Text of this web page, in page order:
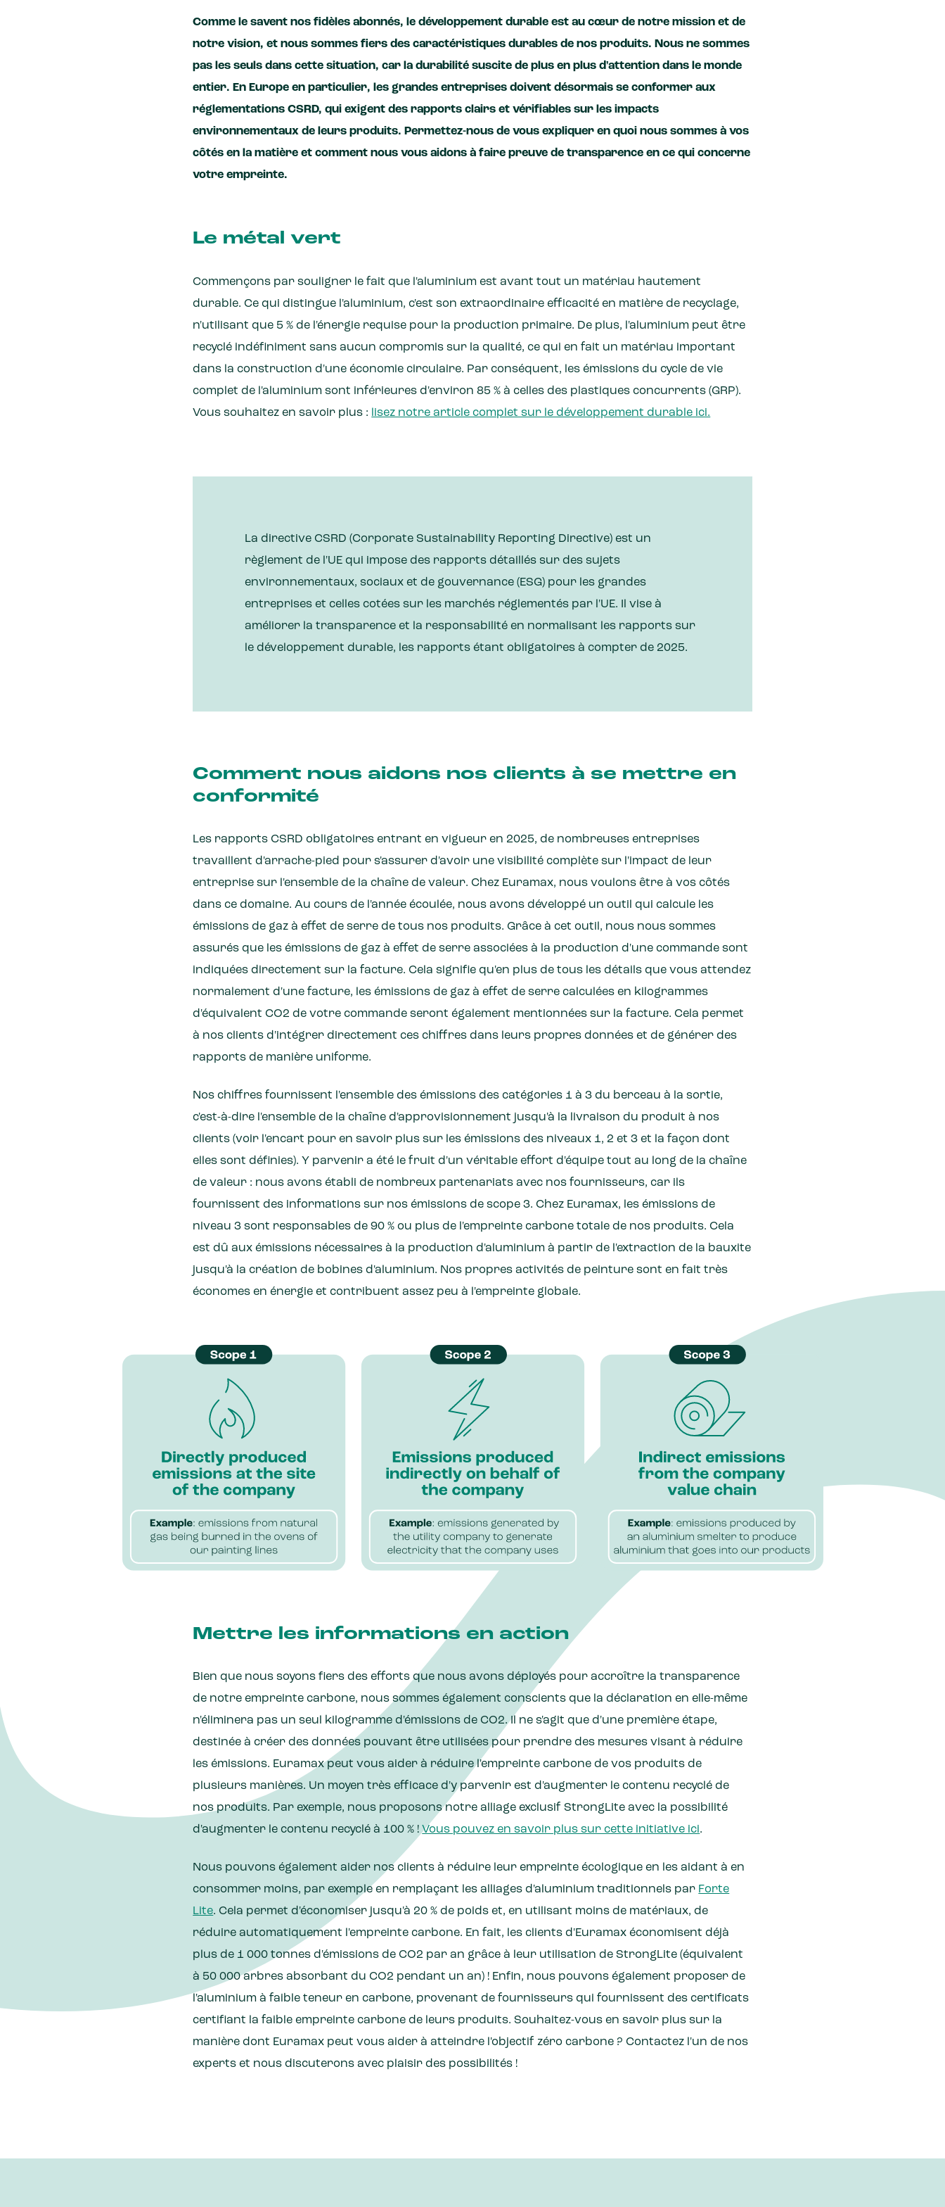
Comme le savent nos fidèles abonnés, le développement durable est au cœur de notre mission et de
notre vision, et nous sommes fiers des caractéristiques durables de nos produits. Nous ne sommes
pas les seuls dans cette situation, car la durabilité suscite de plus en plus d'attention dans le monde
entier. En Europe en particulier, les grandes entreprises doivent désormais se conformer aux
réglementations CSRD, qui exigent des rapports clairs et vérifiables sur les impacts
environnementaux de leurs produits. Permettez-nous de vous expliquer en quoi nous sommes à vos
côtés en la matière et comment nous vous aidons à faire preuve de transparence en ce qui concerne
votre empreinte.
Le métal vert
Commençons par souligner le fait que l'aluminium est avant tout un matériau hautement
durable. Ce qui distingue l'aluminium, c'est son extraordinaire efficacité en matière de recyclage,
n'utilisant que 5 % de l'énergie requise pour la production primaire. De plus, l'aluminium peut être
recyclé indéfiniment sans aucun compromis sur la qualité, ce qui en fait un matériau important
dans la construction d'une économie circulaire. Par conséquent, les émissions du cycle de vie
complet de l'aluminium sont inférieures d'environ 85 % à celles des plastiques concurrents (GRP).
Vous souhaitez en savoir plus :
lisez notre article complet sur le développement durable ici.
La directive CSRD (Corporate Sustainability Reporting Directive) est un
règlement de l'UE qui impose des rapports détaillés sur des sujets
environnementaux, sociaux et de gouvernance (ESG) pour les grandes
entreprises et celles cotées sur les marchés réglementés par l'UE. Il vise à
améliorer la transparence et la responsabilité en normalisant les rapports sur
le développement durable, les rapports étant obligatoires à compter de 2025.
Comment nous aidons nos clients à se mettre en
conformité
Les rapports CSRD obligatoires entrant en vigueur en 2025, de nombreuses entreprises
travaillent d'arrache-pied pour s'assurer d'avoir une visibilité complète sur l'impact de leur
entreprise sur l'ensemble de la chaîne de valeur. Chez Euramax, nous voulons être à vos côtés
dans ce domaine. Au cours de l'année écoulée, nous avons développé un outil qui calcule les
émissions de gaz à effet de serre de tous nos produits. Grâce à cet outil, nous nous sommes
assurés que les émissions de gaz à effet de serre associées à la production d'une commande sont
indiquées directement sur la facture. Cela signifie qu'en plus de tous les détails que vous attendez
normalement d'une facture, les émissions de gaz à effet de serre calculées en kilogrammes
d'équivalent CO2 de votre commande seront également mentionnées sur la facture. Cela permet
à nos clients d'intégrer directement ces chiffres dans leurs propres données et de générer des
rapports de manière uniforme.
Nos chiffres fournissent l'ensemble des émissions des catégories 1 à 3 du berceau à la sortie,
c'est-à-dire l'ensemble de la chaîne d'approvisionnement jusqu'à la livraison du produit à nos
clients (voir l'encart pour en savoir plus sur les émissions des niveaux 1, 2 et 3 et la façon dont
elles sont définies). Y parvenir a été le fruit d'un véritable effort d'équipe tout au long de la chaîne
de valeur : nous avons établi de nombreux partenariats avec nos fournisseurs, car ils
fournissent des informations sur nos émissions de scope 3. Chez Euramax, les émissions de
niveau 3 sont responsables de 90 % ou plus de l'empreinte carbone totale de nos produits. Cela
est dû aux émissions nécessaires à la production d'aluminium à partir de l'extraction de la bauxite
jusqu'à la création de bobines d'aluminium. Nos propres activités de peinture sont en fait très
économes en énergie et contribuent assez peu à l'empreinte globale.
Mettre les informations en action
Bien que nous soyons fiers des efforts que nous avons déployés pour accroître la transparence
de notre empreinte carbone, nous sommes également conscients que la déclaration en elle-même
n'éliminera pas un seul kilogramme d'émissions de CO2. Il ne s'agit que d'une première étape,
destinée à créer des données pouvant être utilisées pour prendre des mesures visant à réduire
les émissions. Euramax peut vous aider à réduire l'empreinte carbone de vos produits de
plusieurs manières. Un moyen très efficace d'y parvenir est d'augmenter le contenu recyclé de
nos produits. Par exemple, nous proposons notre alliage exclusif StrongLite avec la possibilité
d'augmenter le contenu recyclé à 100 % !Vous pouvez en savoir plus sur cette initiative ici.
Nous pouvons également aider nos clients à réduire leur empreinte écologique en les aidant à en
consommer moins, par exemple en remplaçant les alliages d'aluminium traditionnels par Forte
Lite. Cela permet d'économiser jusqu'à 20 % de poids et, en utilisant moins de matériaux, de
réduire automatiquement l'empreinte carbone. En fait, les clients d'Euramax économisent déjà
plus de 1 000 tonnes d'émissions de CO2 par an grâce à leur utilisation de StrongLite (équivalent
à 50 000 arbres absorbant du CO2 pendant un an) ! Enfin, nous pouvons également proposer de
l'aluminium à faible teneur en carbone, provenant de fournisseurs qui fournissent des certificats
certifiant la faible empreinte carbone de leurs produits. Souhaitez-vous en savoir plus sur la
manière dont Euramax peut vous aider à atteindre l'objectif zéro carbone ? Contactez l'un de nos
experts et nous discuterons avec plaisir des possibilités !